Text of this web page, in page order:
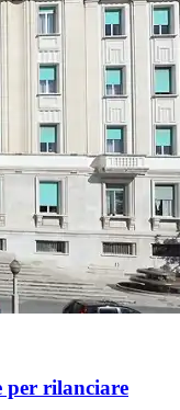
per rilanciare